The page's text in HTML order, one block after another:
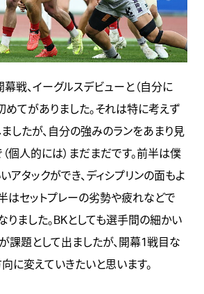
戦、イーグルスデビューと（自分に
めてがありました。それは特に考えず
したが、自分の強みのランをあまり見
個人的には）まだまだです。前半は僕
アタックができ、ディシプリンの面もよ
はセットプレーの劣勢や疲れなどで
りました。BKとしても選手間の細かい
課題として出ましたが、開幕1戦目な
に変えていきたいと思います。